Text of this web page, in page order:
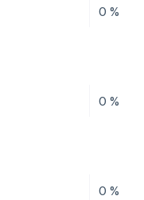
0 %
0 %
0 %